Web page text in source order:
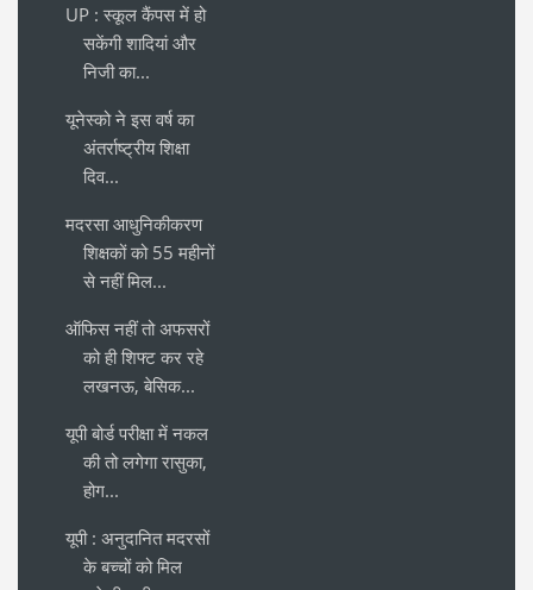
UP : स्कूल कैंपस में हो
सकेंगी शादियां और
निजी का...
यूनेस्‍को ने इस वर्ष का
अंतर्राष्‍ट्रीय शिक्षा
दिव...
मदरसा आधुनिकीकरण
शिक्षकों को 55 महीनों
से नहीं मिल...
ऑफिस नहीं तो अफसरों
को ही शिफ्ट कर रहे
लखनऊ, बेसिक...
यूपी बोर्ड परीक्षा में नकल
की तो लगेगा रासुका,
होग...
यूपी : अनुदानित मदरसों
के बच्चों को मिल